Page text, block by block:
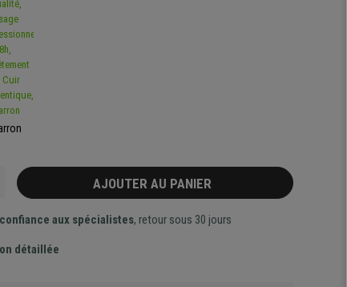
AJOUTER AU PANIER
aux spécialistes, retour sous 30 jours
détaillée